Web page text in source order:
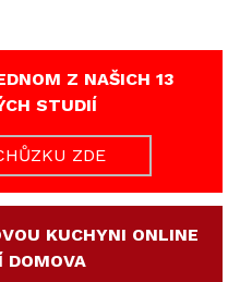
Z NAŠICH 13
STUDIÍ
ZDE
KUCHYNI ONLINE
DOMOVA